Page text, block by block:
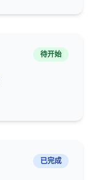
待开始
已完成